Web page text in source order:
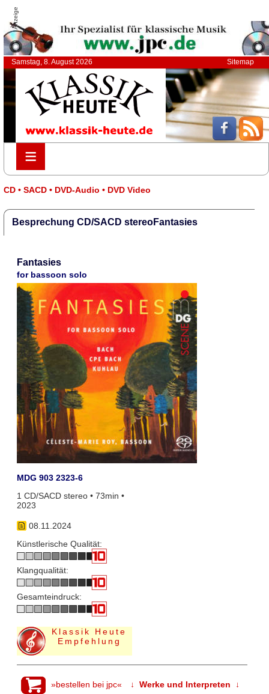
Anzeige
Samstag, 8. August 2026 Sitemap
≡
≡
CD • SACD • DVD-Audio • DVD Video
Besprechung CD/SACD stereoFantasies
Fantasies
for bassoon solo
MDG 903 2323-6
1 CD/SACD stereo • 73min •
2023
08.11.2024
Künstlerische Qualität:
Klangqualität:
Gesamteindruck:
Klassik Heute
Empfehlung
»bestellen bei jpc« ↓ Werke und Interpreten ↓